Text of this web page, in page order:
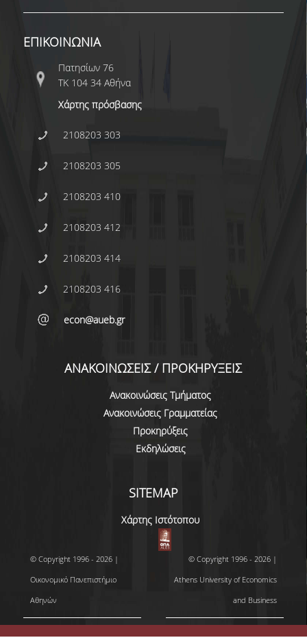
Ε.Τ.Ε.Π
ΔΙΟΙΚΗΤΙΚΟ ΠΡΟΣΩΠΙΚΟ
ΜΗΤΡΩΑ
ΠΡΟΠΤΥΧΙΑΚΕΣ ΣΠΟΥΔΕΣ
ΟΔΗΓΟΣ ΣΠΟΥΔΩΝ
ΠΡΟΓΡΑΜΜΑ ΚΑΙ ΚΑΤΕΥΘΥΝΣΕΙΣ ΣΠΟΥΔΩΝ
ΜΑΘΗΜΑΤΑ ΠΡΟΓΡΑΜΜΑΤΟΣ ΣΠΟΥΔΩΝ
ΑΛΛΑ ΤΜΗΜΑΤΑ
ΔΗΛΩΣΕΙΣ ΜΑΘΗΜΑΤΩΝ
ΓΕΝΙΚΕΣ ΠΛΗΡΟΦΟΡΙΕΣ
ΑΝΑΚΟΙΝΩΣΕΙΣ ΠΡΑΚΤΙΚΗΣ ΑΣΚΗΣΗΣ
ΔΙΑΔΙΚΑΣΙΑ ΠΑΡΑΠΟΝΩΝ ΦΟΙΤΗΤΩΝ
ΒΕΒΑΙΩΣΗ ΓΝΩΣΗΣ ΠΛΗΡΟΦΟΡΙΚΗΣ ΚΑΙ
ΧΕΙΡΙΣΜΟΥ Η.Υ.
ΕΠΑΝΕΞΕΤΑΣΗ ΓΙΑ ΒΕΛΤΙΩΣΗ ΒΑΘΜΟΛΟΓΙΑΣ
ΠΡΟΓΡΑΜΜΑ ΣΠΟΥΔΩΝ ΣΤΙΣ ΕΠΙΣΤΗΜΕΣ
ΕΠΙΚΟΙΝΩΝΙΑ
Πατησίων 76
ΤΚ 104 34 Αθήνα
Χάρτης πρόσβασης
2108203 303
2108203 305
2108203 410
2108203 412
2108203 414
2108203 416
econ@aueb.gr
ΑΝΑΚΟΙΝΩΣΕΙΣ / ΠΡΟΚΗΡΥΞΕΙΣ
Ανακοινώσεις Τμήματος
Ανακοινώσεις Γραμματείας
Προκηρύξεις
Εκδηλώσεις
SITEMAP
Χάρτης Ιστότοπου
© Copyright 1996 - 2026 |
Οικονομικό Πανεπιστήμιο
Αθηνών
© Copyright 1996 - 2026 |
Athens University of Economics
and Business